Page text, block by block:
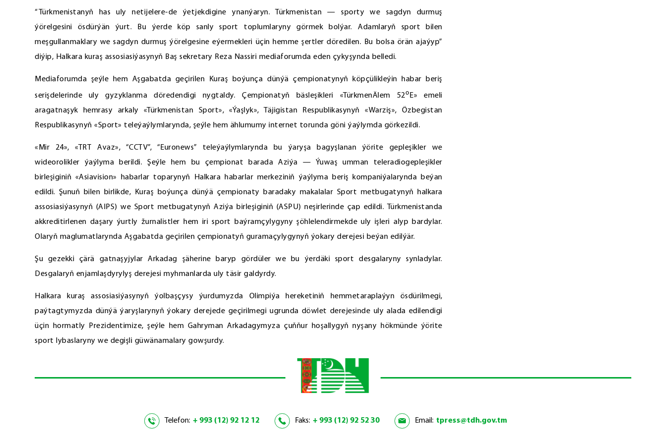
“Türkmenistanyň has uly netijelere-de ýetjekdigine ynanýaryn. Türkmenistan — sporty we sagdyn durmuş
ýörelgesini ösdürýän ýurt. Bu ýerde köp sanly sport toplumlaryny görmek bolýar. Adamlaryň sport bilen
meşgullanmaklary we sagdyn durmuş ýörelgesine eýermekleri üçin hemme şertler döredilen. Bu bolsa örän ajaýyp”
diýip, Halkara kuraş assosiasiýasynyň Baş sekretary Reza Nassiri mediaforumda eden çykyşynda belledi.
Mediaforumda şeýle hem Aşgabatda geçirilen Kuraş boýunça dünýä çempionatynyň köpçülikleýin habar beriş
serişdelerinde uly gyzyklanma döredendigi nygtaldy. Çempionatyň bäsleşikleri «TürkmenÄlem 52oE» emeli
aragatnaşyk hemrasy arkaly «Türkmenistan Sport», «Ýaşlyk», Täjigistan Respublikasynyň «Warziş», Özbegistan
Respublikasynyň «Sport» teleýaýlymlarynda, şeýle hem ählumumy internet torunda göni ýaýlymda görkezildi.
«Мir 24», «TRT Avaz», “CCTV”, “Euronews” teleýaýlymlarynda bu ýaryşa bagyşlanan ýörite gepleşikler we
wideorolikler ýaýlyma berildi. Şeýle hem bu çempionat barada Aziýa — Ýuwaş umman teleradiogepleşikler
birleşiginiň «Asiavision» habarlar toparynyň Halkara habarlar merkeziniň ýaýlyma beriş kompaniýalarynda beýan
edildi. Şunuň bilen birlikde, Kuraş boýunça dünýä çempionaty baradaky makalalar Sport metbugatynyň halkara
assosiasiýasynyň (AIPS) we Sport metbugatynyň Aziýa birleşiginiň (ASPU) neşirlerinde çap edildi. Türkmenistanda
akkreditirlenen daşary ýurtly žurnalistler hem iri sport baýramçylygyny şöhlelendirmekde uly işleri alyp bardylar.
Olaryň maglumatlarynda Aşgabatda geçirilen çempionatyň guramaçylygynyň ýokary derejesi beýan edilýär.
Şu gezekki çärä gatnaşyjylar Arkadag şäherine baryp gördüler we bu ýerdäki sport desgalaryny synladylar.
Desgalaryň enjamlaşdyrylyş derejesi myhmanlarda uly täsir galdyrdy.
Halkara kuraş assosiasiýasynyň ýolbaşçysy ýurdumyzda Olimpiýa hereketiniň hemmetaraplaýyn ösdürilmegi,
paýtagtymyzda dünýä ýaryşlarynyň ýokary derejede geçirilmegi ugrunda döwlet derejesinde uly alada edilendigi
üçin hormatly Prezidentimize, şeýle hem Gahryman Arkadagymyza çuňňur hoşallygyň nyşany hökmünde ýörite
sport lybaslaryny we degişli güwänamalary gowşurdy.
Telefon: + 993 (12) 92 12 12 Faks: + 993 (12) 92 52 30 Email: tpress@tdh.gov.tm